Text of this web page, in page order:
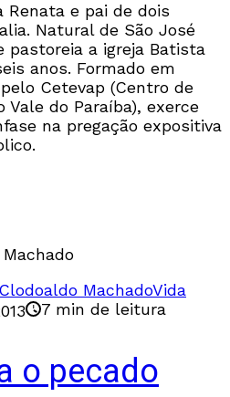
Renata e pai de dois
Natural de São José
pastoreia a igreja Batista
anos. Formado em
Cetevap (Centro de
Vale do Paraíba), exerce
na pregação expositiva
Clodoaldo MachadoVida
7 min de leitura
o pecado